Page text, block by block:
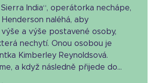
Sierra India“, operátorka nechápe,
naléhá, aby
výše a výše postavené osoby,
nechytí. Onou osobou je
Kimberley Reynoldsová.
a když následně přijede do...